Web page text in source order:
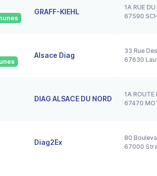
GRAFF-KIEHL
1A RUE DU
67590
Alsace Diag
33 Rue
67630
DIAG ALSACE DU NORD
1A ROUTE
67470
Diag2Ex
80
67000